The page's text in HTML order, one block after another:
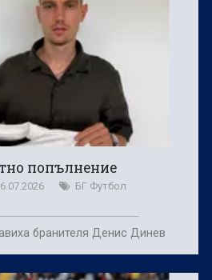
попълнение
БГ Футбол
бранителя Денис Динев